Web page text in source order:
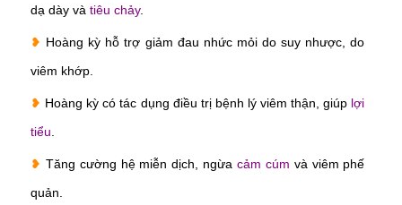
dạ dày và tiêu chảy.
❥ Hoàng kỳ hỗ trợ giảm đau nhức mỏi do suy nhược, do
viêm khớp.
❥ Hoàng kỳ có tác dụng điều trị bệnh lý viêm thận, giúp lợi
tiểu.
❥ Tăng cường hệ miễn dịch, ngừa cảm cúm và viêm phế
quản.